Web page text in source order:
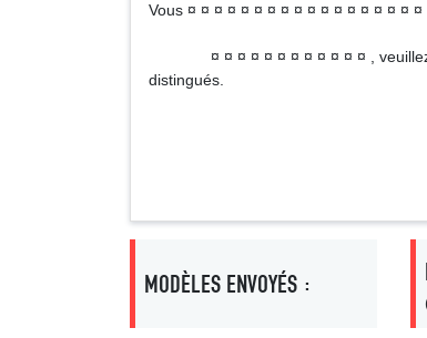
Vous ¤ ¤ ¤ ¤ ¤ ¤ ¤ ¤ ¤ ¤ ¤ ¤ ¤ ¤ ¤ ¤ ¤ ¤ .
¤ ¤ ¤ ¤ ¤ ¤ ¤ ¤ ¤ ¤ ¤ ¤ , veuillez
distingués.
MODÈLES ENVOYÉS :